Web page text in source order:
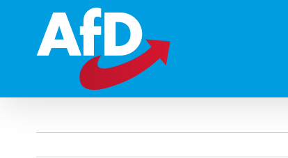
springen